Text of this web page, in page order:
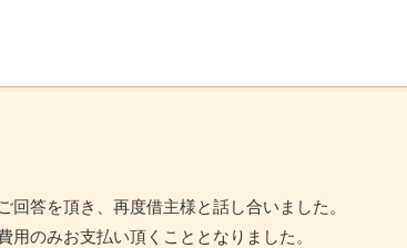
回答を頂き、再度借主様と話し合いました。
のみお支払い頂くこととなりました。